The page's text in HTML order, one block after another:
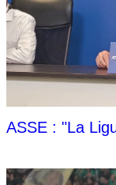
ASSE : "La